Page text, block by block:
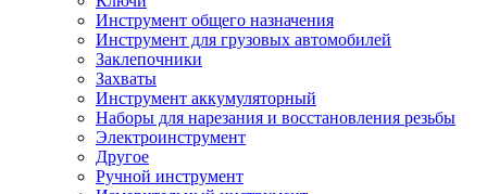
Инструмент общего назначения
Инструмент для грузовых автомобилей
Заклепочники
Захваты
Инструмент аккумуляторный
Наборы для нарезания и восстановления резьбы
Электроинструмент
Другое
Ручной инструмент